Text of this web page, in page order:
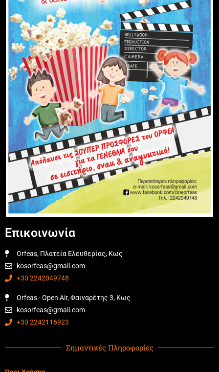
Επικοινωνία
Orfeas, Πλατεία Ελευθερίας, Κως
kosorfeas@gmail.com
+30 2242049748
Orfeas - Open Air, Φαιναρέτης 3, Κως
kosorfeas@gmail.com
+30 2242116923
Σημαντικές Πληροφορίες